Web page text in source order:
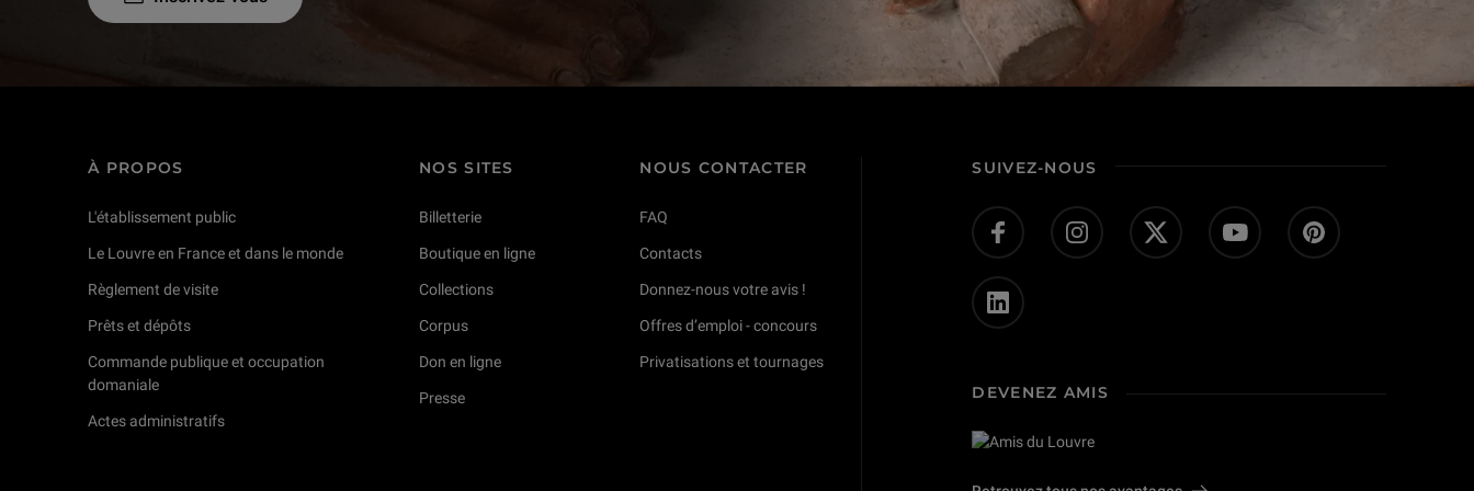
À PROPOS
L'établissement public
Le Louvre en France et dans le monde
Règlement de visite
Prêts et dépôts
Commande publique et occupation
domaniale
Actes administratifs
NOS SITES
Billetterie
Boutique en ligne
Collections
Corpus
Don en ligne
Presse
NOUS CONTACTER
FAQ
Contacts
Donnez-nous votre avis !
Offres d’emploi - concours
Privatisations et tournages
SUIVEZ-NOUS
DEVENEZ AMIS